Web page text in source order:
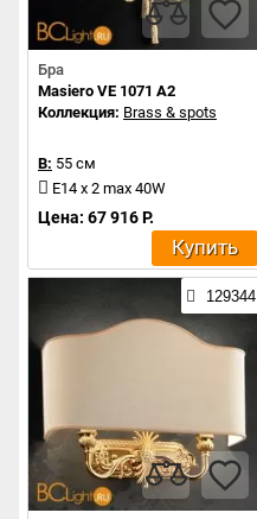
Бра
Masiero VE 1071 A2
Коллекция: Brass & spots
В: 55 см
E14 x 2 max 40W
Цена: 67 916 Р.
Купить
129344